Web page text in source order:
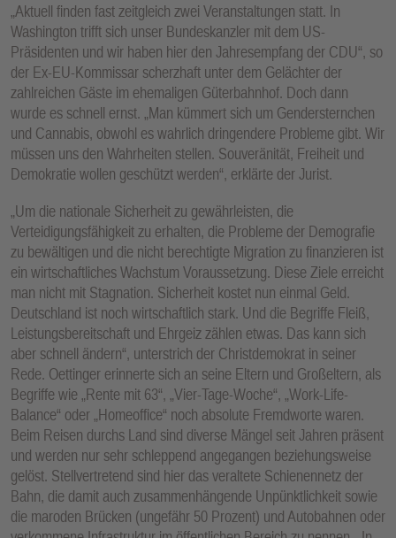
„Aktuell finden fast zeitgleich zwei Veranstaltungen statt. In
Washington trifft sich unser Bundeskanzler mit dem US-
Präsidenten und wir haben hier den Jahresempfang der CDU“, so
der Ex-EU-Kommissar scherzhaft unter dem Gelächter der
zahlreichen Gäste im ehemaligen Güterbahnhof. Doch dann
wurde es schnell ernst. „Man kümmert sich um Gendersternchen
und Cannabis, obwohl es wahrlich dringendere Probleme gibt. Wir
müssen uns den Wahrheiten stellen. Souveränität, Freiheit und
Demokratie wollen geschützt werden“, erklärte der Jurist.
„Um die nationale Sicherheit zu gewährleisten, die
Verteidigungsfähigkeit zu erhalten, die Probleme der Demografie
zu bewältigen und die nicht berechtigte Migration zu finanzieren ist
ein wirtschaftliches Wachstum Voraussetzung. Diese Ziele erreicht
man nicht mit Stagnation. Sicherheit kostet nun einmal Geld.
Deutschland ist noch wirtschaftlich stark. Und die Begriffe Fleiß,
Leistungsbereitschaft und Ehrgeiz zählen etwas. Das kann sich
aber schnell ändern“, unterstrich der Christdemokrat in seiner
Rede. Oettinger erinnerte sich an seine Eltern und Großeltern, als
Begriffe wie „Rente mit 63“, „Vier-Tage-Woche“, „Work-Life-
Balance“ oder „Homeoffice“ noch absolute Fremdworte waren.
Beim Reisen durchs Land sind diverse Mängel seit Jahren präsent
und werden nur sehr schleppend angegangen beziehungsweise
gelöst. Stellvertretend sind hier das veraltete Schienennetz der
Bahn, die damit auch zusammenhängende Unpünktlichkeit sowie
die maroden Brücken (ungefähr 50 Prozent) und Autobahnen oder